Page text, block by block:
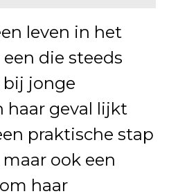
leven in het
die steeds
jonge
haar geval lijkt
praktische stap
ook een
haar